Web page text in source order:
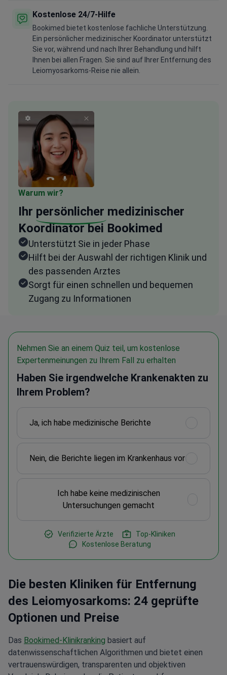
Kostenlose 24/7-Hilfe
Bookimed bietet kostenlose fachliche Unterstützung.
Ein persönlicher medizinischer Koordinator unterstützt
Sie vor, während und nach Ihrer Behandlung und hilft
Ihnen bei allen Fragen. Sie sind auf Ihrer Entfernung des
Leiomyosarkoms-Reise nie allein.
Warum wir?
Ihr persönlicher medizinischer
Koordinator bei Bookimed
Unterstützt Sie in jeder Phase
Hilft bei der Auswahl der richtigen Klinik und
des passenden Arztes
Sorgt für einen schnellen und bequemen
Zugang zu Informationen
Nehmen Sie an einem Quiz teil, um kostenlose
Expertenmeinungen zu Ihrem Fall zu erhalten
Haben Sie irgendwelche Krankenakten zu
Ihrem Problem?
Ja, ich habe medizinische Berichte
Nein, die Berichte liegen im Krankenhaus vor
Ich habe keine medizinischen
Untersuchungen gemacht
Verifizierte Ärzte
Top-Kliniken
Kostenlose Beratung
Die besten Kliniken für Entfernung
des Leiomyosarkoms: 24 geprüfte
Optionen und Preise
Das Bookimed-Klinikranking basiert auf
datenwissenschaftlichen Algorithmen und bietet einen
vertrauenswürdigen, transparenten und objektiven